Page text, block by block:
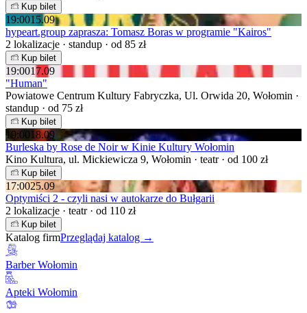
Kup bilet
19:0015.09
hypeart.group zaprasza: Tomasz Boras w programie "Kairos"
2 lokalizacje · standup · od 85 zł
Kup bilet
19:0017.09
"Human"
Powiatowe Centrum Kultury Fabryczka, Ul. Orwida 20, Wołomin ·
standup · od 75 zł
Kup bilet
19:00 18.09
Burleska by Rose de Noir w Kinie Kultury Wołomin
Kino Kultura, ul. Mickiewicza 9, Wołomin · teatr · od 100 zł
Kup bilet
17:0025.09
Optymiści 2 - czyli nasi w autokarze do Bułgarii
2 lokalizacje · teatr · od 110 zł
Kup bilet
Katalog firmPrzeglądaj katalog →
Barber Wołomin
Apteki Wołomin